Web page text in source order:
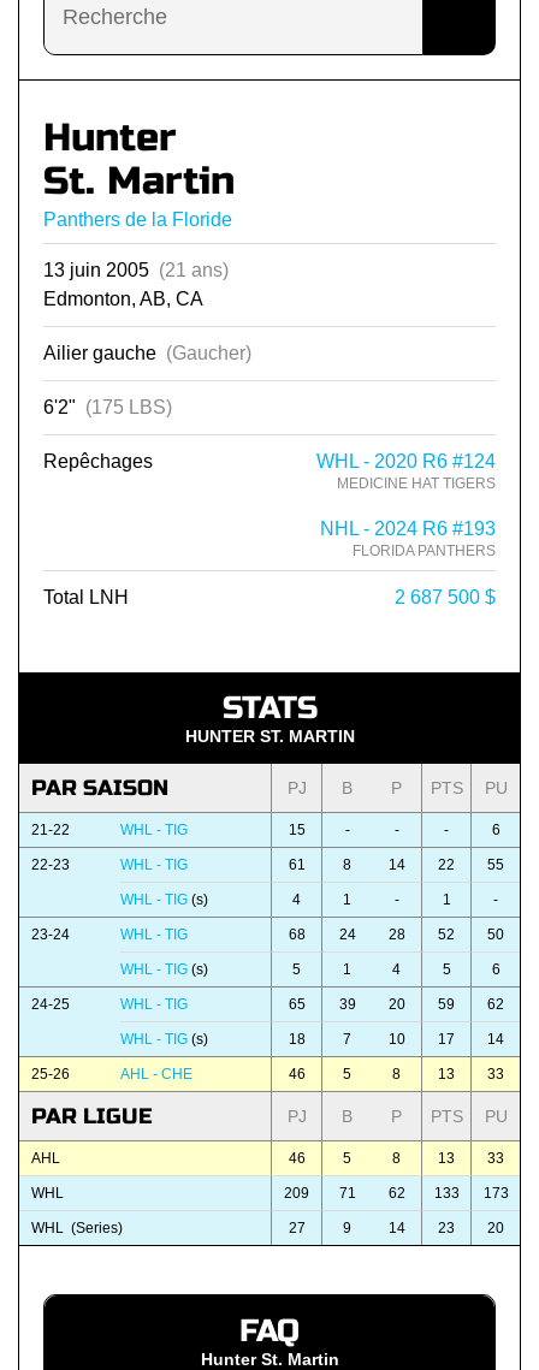
Hunter
St. Martin
Panthers de la Floride
13 juin 2005 (21 ans)
Edmonton, AB, CA
Ailier gauche (Gaucher)
6'2" (175 LBS)
Repêchages WHL - 2020 R6 #124
MEDICINE HAT TIGERS
NHL - 2024 R6 #193
FLORIDA PANTHERS
Total LNH 2 687 500 $
STATS
HUNTER ST. MARTIN
PAR SAISON PJ B P PTS PU
21-22 WHL - TIG 15 - - - 6
22-23 WHL - TIG 61 8 14 22 55
WHL - TIG (s) 4 1 - 1 -
23-24 WHL - TIG 68 24 28 52 50
WHL - TIG (s) 5 1 4 5 6
24-25 WHL - TIG 65 39 20 59 62
WHL - TIG (s) 18 7 10 17 14
25-26 AHL - CHE 46 5 8 13 33
PAR LIGUE PJ B P PTS PU
AHL 46 5 8 13 33
WHL 209 71 62 133 173
WHL (Series) 27 9 14 23 20
FAQ
Hunter St. Martin